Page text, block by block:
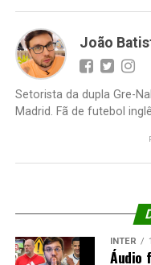
João
Setorista da dupla Gre-
Madrid. Fã de futebol
INTER
Áudio